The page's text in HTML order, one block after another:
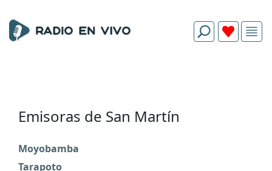
Emisoras de San Martín
Moyobamba
Tarapoto